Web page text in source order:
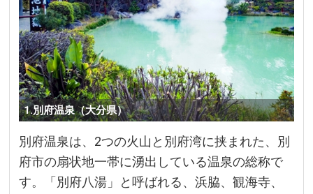
1.別府温泉（大分県）
別府温泉は、2つの火山と別府湾に挟まれた、別
府市の扇状地一帯に湧出している温泉の総称で
す。「別府八湯」と呼ばれる、浜脇、観海寺、